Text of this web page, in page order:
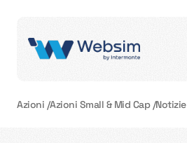
Azioni /Azioni Small & Mid Cap/Notizie